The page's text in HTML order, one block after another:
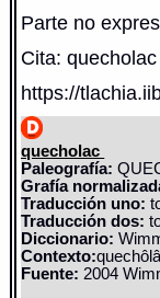
Parte no
Cita:
https://
quecholac
Paleografía:
Grafía
Traducción uno:
Traducción dos:
Diccionario:
Contexto:
Fuente: 2004